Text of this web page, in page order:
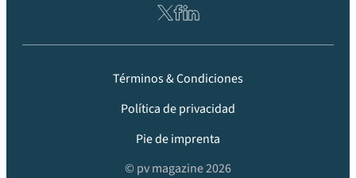
Términos & Condiciones
Política de privacidad
Pie de imprenta
© pv magazine 2026